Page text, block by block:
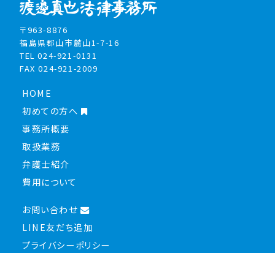
〒963-8876
福島県郡山市麓山1-7-16
TEL 024-921-0131
FAX 024-921-2009
HOME
初めての方へ
事務所概要
取扱業務
弁護士紹介
費用について
お問い合わせ
LINE友だち追加
プライバシーポリシー